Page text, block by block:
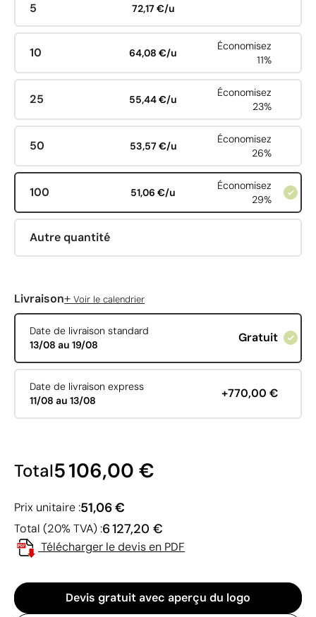
5 72,17 €/u
10 64,08 €/u
Économisez
11%
25 55,44 €/u
Économisez
23%
50 53,57 €/u
Économisez
26%
100 51,06 €/u
Économisez
29%
Autre quantité
Livraison+ Voir le calendrier
Date de livraison standard
13/08 au 19/08
Gratuit
Date de livraison express
11/08 au 13/08
+770,00 €
Total5 106,00 €
Prix unitaire :51,06 €
Total (20% TVA) :6 127,20 €
Télécharger le devis en PDF
Devis gratuit avec aperçu du logo